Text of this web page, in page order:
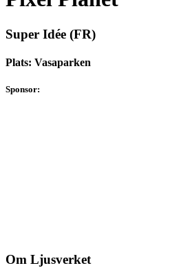
Super Idée (FR)
Plats: Vasaparken
Sponsor:
Om Ljusverket